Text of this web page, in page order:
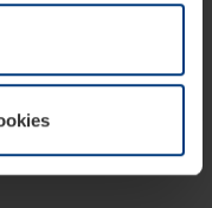
helst endre eller
av
på